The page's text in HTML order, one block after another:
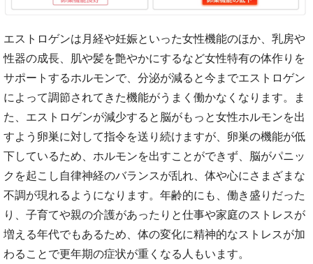
エストロゲンは月経や妊娠といった女性機能のほか、乳房や
性器の成長、肌や髪を艶やかにするなど女性特有の体作りを
サポートするホルモンで、分泌が減ると今までエストロゲン
によって調節されてきた機能がうまく働かなくなります。ま
た、エストロゲンが減少すると脳がもっと女性ホルモンを出
すよう卵巣に対して指令を送り続けますが、卵巣の機能が低
下しているため、ホルモンを出すことができず、脳がパニッ
クを起こし自律神経のバランスが乱れ、体や心にさまざまな
不調が現れるようになります。年齢的にも、働き盛りだった
り、子育てや親の介護があったりと仕事や家庭のストレスが
増える年代でもあるため、体の変化に精神的なストレスが加
わることで更年期の症状が重くなる人もいます。